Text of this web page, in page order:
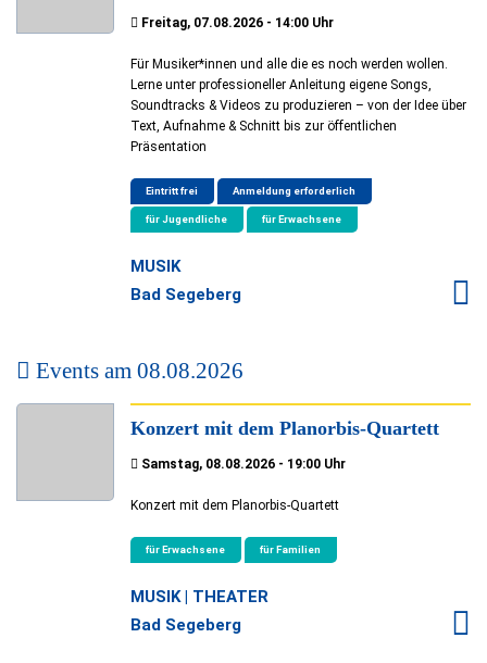
Freitag, 07.08.2026 - 14:00 Uhr
Für Musiker*innen und alle die es noch werden wollen.
Lerne unter professioneller Anleitung eigene Songs,
Soundtracks & Videos zu produzieren – von der Idee über
Text, Aufnahme & Schnitt bis zur öffentlichen
Präsentation
Eintritt frei Anmeldung erforderlich
für Jugendliche für Erwachsene
MUSIK
Bad Segeberg
Events am 08.08.2026
Konzert mit dem Planorbis-Quartett
Samstag, 08.08.2026 - 19:00 Uhr
Konzert mit dem Planorbis-Quartett
für Erwachsene für Familien
MUSIK | THEATER
Bad Segeberg